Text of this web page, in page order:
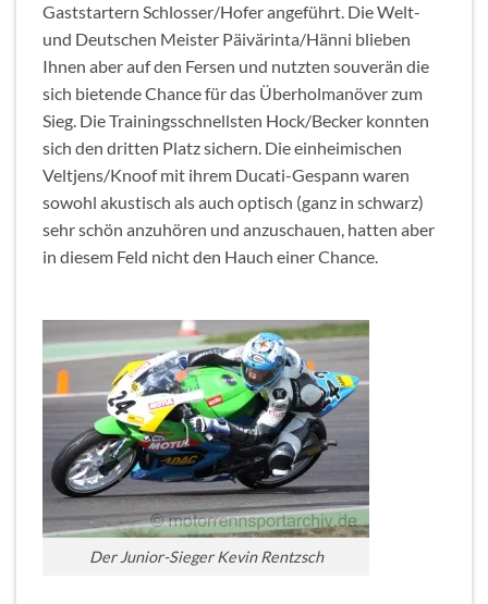
Gaststartern Schlosser/Hofer angeführt. Die Welt-
und Deutschen Meister Päivärinta/Hänni blieben
Ihnen aber auf den Fersen und nutzten souverän die
sich bietende Chance für das Überholmanöver zum
Sieg. Die Trainingsschnellsten Hock/Becker konnten
sich den dritten Platz sichern. Die einheimischen
Veltjens/Knoof mit ihrem Ducati-Gespann waren
sowohl akustisch als auch optisch (ganz in schwarz)
sehr schön anzuhören und anzuschauen, hatten aber
in diesem Feld nicht den Hauch einer Chance.
Der Junior-Sieger Kevin Rentzsch